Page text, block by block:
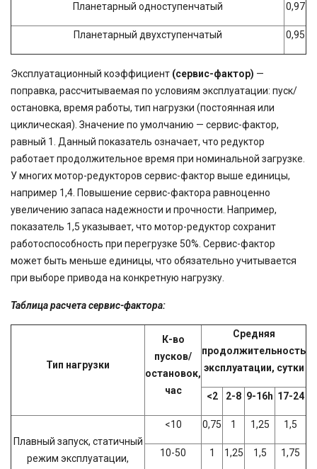
Планетарный одноступенчатый 0,97
Планетарный двухступенчатый 0,95
Эксплуатационный коэффициент (сервис-фактор) —
поправка, рассчитываемая по условиям эксплуатации: пуск/
остановка, время работы, тип нагрузки (постоянная или
циклическая). Значение по умолчанию — сервис-фактор,
равный 1. Данный показатель означает, что редуктор
работает продолжительное время при номинальной загрузке.
У многих мотор-редукторов сервис-фактор выше единицы,
например 1,4. Повышение сервис-фактора равноценно
увеличению запаса надежности и прочности. Например,
показатель 1,5 указывает, что мотор-редуктор сохранит
работоспособность при перегрузке 50%. Сервис-фактор
может быть меньше единицы, что обязательно учитывается
при выборе привода на конкретную нагрузку.
Таблица расчета сервис-фактора:
Тип нагрузки
К-во
пусков/
остановок,
час
Средняя
продолжительность
эксплуатации, сутки
<2 2-8 9-16h 17-24
Плавный запуск, статичный
режим эксплуатации,
<10 0,75 1 1,25 1,5
10-50 1 1,25 1,5 1,75